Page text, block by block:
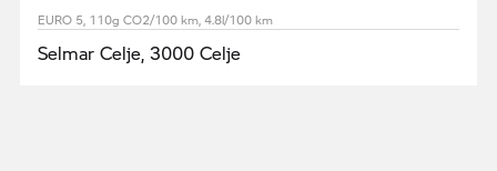
EURO 5, 110g CO2/100 km, 4.8l/100 km
Selmar Celje, 3000 Celje